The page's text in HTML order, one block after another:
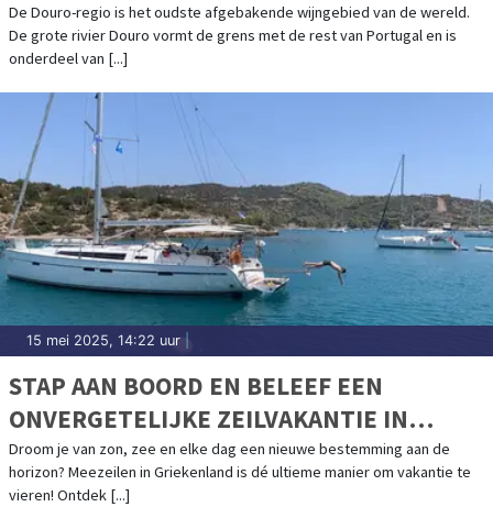
De Douro-regio is het oudste afgebakende wijngebied van de wereld.
De grote rivier Douro vormt de grens met de rest van Portugal en is
onderdeel van [...]
15 mei 2025, 14:22 uur
STAP AAN BOORD EN BELEEF EEN
ONVERGETELIJKE ZEILVAKANTIE IN
GRIEKENLAND
Droom je van zon, zee en elke dag een nieuwe bestemming aan de
horizon? Meezeilen in Griekenland is dé ultieme manier om vakantie te
vieren! Ontdek [...]